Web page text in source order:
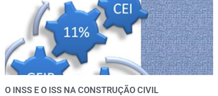
O INSS E O ISS NA CONSTRUÇÃO CIVIL